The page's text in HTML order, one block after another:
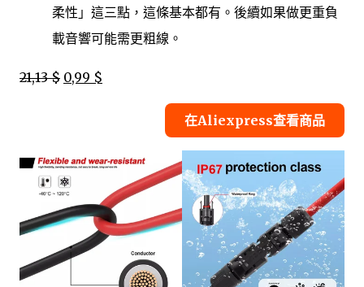
柔性」這三點，這條基本都有。後續如果做更重負
載音響可能需更粗線。
21,13 $ 0,99 $
在Aliexpress查看商品